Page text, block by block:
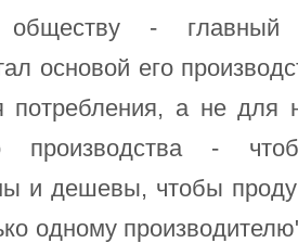
обществу -
основой его
потребления, а не
производства -
и дешевы, чтобы
одному